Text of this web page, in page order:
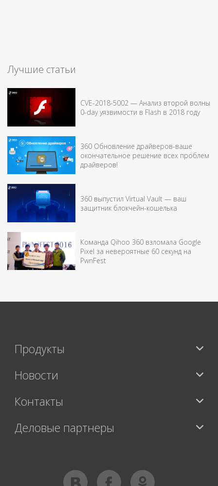
Лучшие статьи
CVE-2018-5002 — Анализ второй волны
0-day уязвимости в Flash в 2018 году
360 Обновление драйверов-ваше
окончательное решение всех проблем
драйверов!
360 выпустил Virtual Vault — ваш
защитник блокчейн-кошелька
Команда Qihoo 360 взломала Google
Pixel за невероятные 60 секунд на
PwnFest
Продукты
Новости
Контакты
Деловые партнеры